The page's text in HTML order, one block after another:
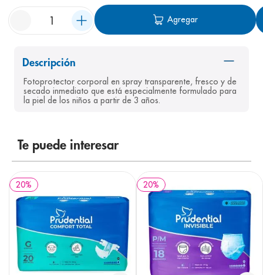
Agregar
Descripción
Fotoprotector corporal en spray transparente, fresco y de
secado inmediato que está especialmente formulado para
la piel de los niños a partir de 3 años.
Te puede interesar
20% 20%
shampoo
7. bioderma
10.desodorante